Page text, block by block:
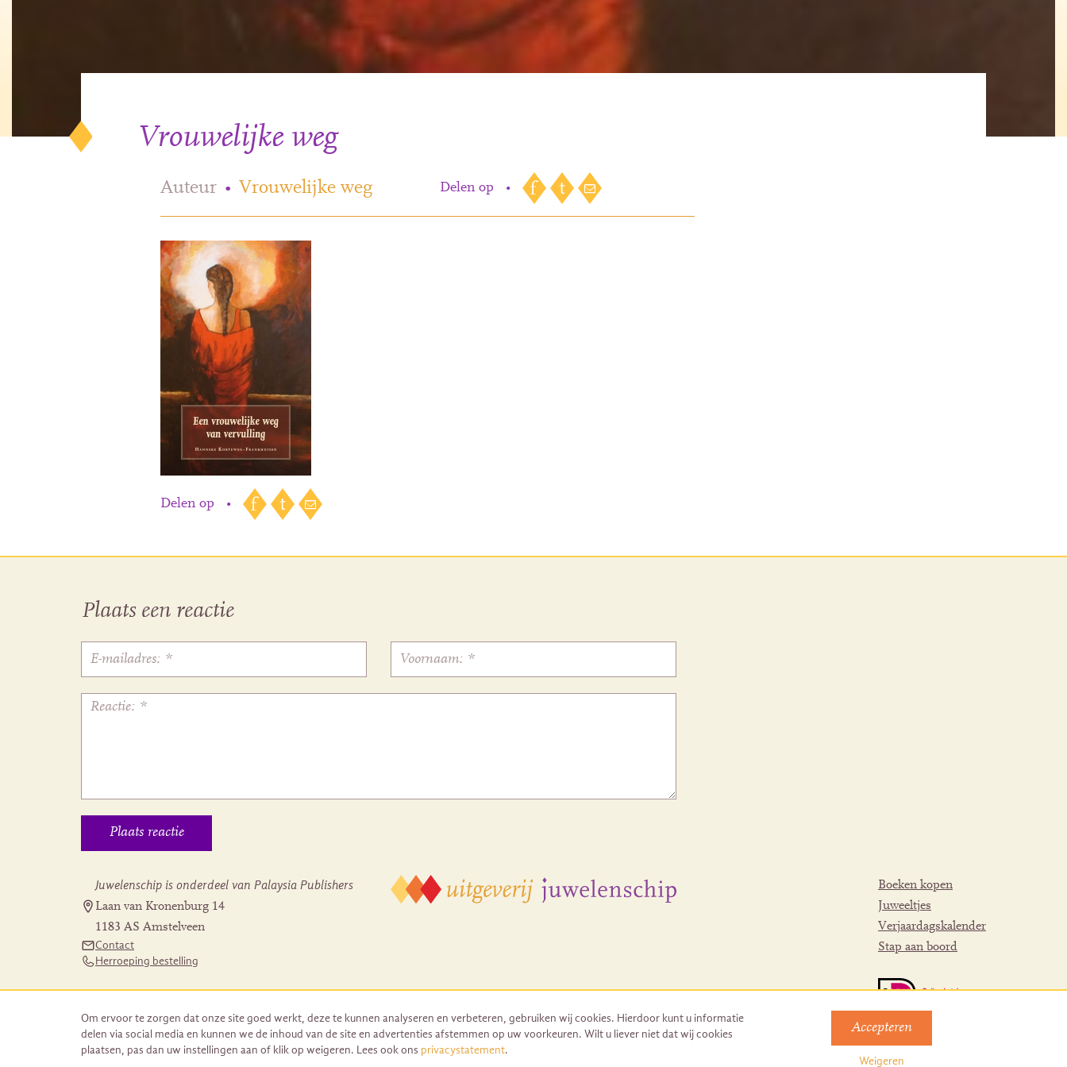
Vrouwelijke weg
Auteur • Vrouwelijke weg Delen op •
Delen op •
Plaats een reactie
Juwelenschip is onderdeel van Palaysia Publishers
Laan van Kronenburg 14
1183 AS Amstelveen
Contact
Herroeping bestelling
Boeken kopen
Juweeltjes
Verjaardagskalender
Stap aan boord
© 2026 Uitgeverij Juwelenschip. Duurzaam ontwikkeld door Go2People
Om ervoor te zorgen dat onze site goed werkt, deze te kunnen analyseren en verbeteren, gebruiken wij cookies. Hierdoor kunt u informatie
delen via social media en kunnen we de inhoud van de site en advertenties afstemmen op uw voorkeuren. Wilt u liever niet dat wij cookies
plaatsen, pas dan uw instellingen aan of klik op weigeren. Lees ook ons privacystatement.
Accepteren
Weigeren